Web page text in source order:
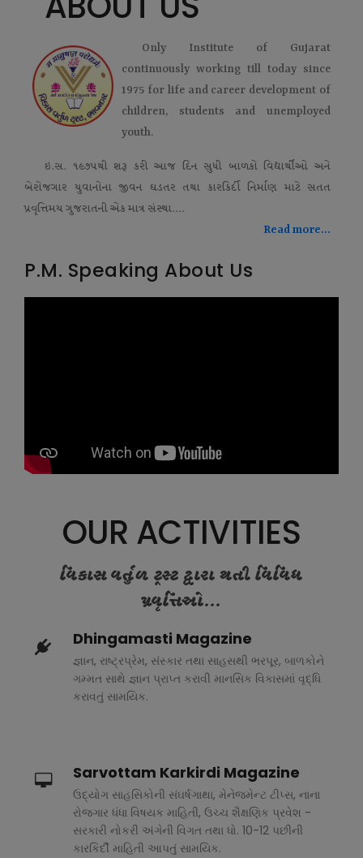
Only Institute of Gujarat
continuously working till today since
1975 for life and career development of
children, students and unemployed
youth.
ઇ.સ. ૧૯૭૫થી શરૂ કરી આજ દિન સુધી બાળકો વિદ્યાર્થીઓ અને
બેરોજગાર યુવાનોના જીવન ઘડતર તથા કારકિર્દી નિર્માણ માટે સતત
પ્રવૃત્તિમય ગુજરાતની એક માત્ર સંસ્થા....
Read more...
P.M. Speaking About Us
OUR ACTIVITIES
વિકાસ વર્તુળ ટ્રસ્ટ દ્વારા થતી વિવિધ
પ્રવૃત્તિઓ...
Dhingamasti Magazine
જ્ઞાન, રાષ્ટ્રપ્રેમ, સંસ્કાર તથા સાહસથી ભરપૂર, બાળકોને
ગમ્મત સાથે જ્ઞાન પ્રાપ્ત કરાવી માનસિક વિકાસમાં વૃદ્ધિ
કરાવતું સામયિક.
Sarvottam Karkirdi Magazine
ઉદ્યોગ સાહસિકોની સંઘર્ષગાથા, મેનેજમેન્ટ ટીપ્સ, નાના
રોજગાર ધંધા વિષયક માહિતી, ઉચ્ચ શૈક્ષણિક પ્રવેશ -
સરકારી નોકરી અંગેની વિગત તથા ધો. 10-12 પછીની
કારકિર્દી માહિતી આપતું સામયિક.